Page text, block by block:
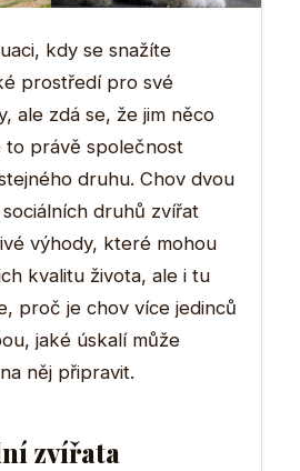
kdy se snažíte
prostředí pro své
ale zdá se, že jim něco
to právě společnost
druhu. Chov dvou
druhů zvířat
výhody, které mohou
kvalitu života, ale i tu
proč je chov více jedinců
jaké úskalí může
něj připravit.
zvířata